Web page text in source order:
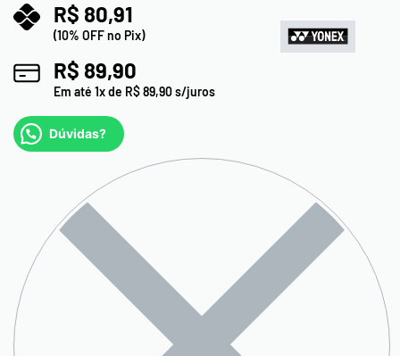
R$ 80,91
(10% OFF no Pix)
R$ 89,90
Em até 1x de R$89,90s/juros
Dúvidas?